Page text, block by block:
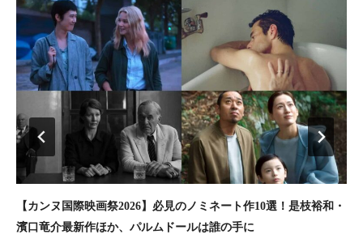
【カンヌ国際映画祭2026】必見のノミネート作10選！是枝裕和・
濱口竜介最新作ほか、パルムドールは誰の手に